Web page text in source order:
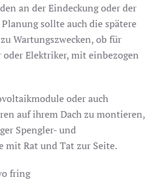
an der Eindeckung oder der
sollte auch die spätere
Wartungszwecken, ob für
oder Elektriker, mit einbezogen
oder auch
auf ihrem Dach zu montieren,
Spengler- und
mit Rat und Tat zur Seite.
fring